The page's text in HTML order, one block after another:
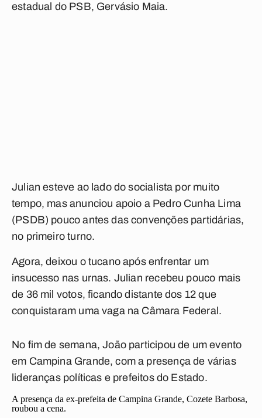
estadual do PSB, Gervásio Maia.
Julian esteve ao lado do socialista por muito
tempo, mas anunciou apoio a Pedro Cunha Lima
(PSDB) pouco antes das convenções partidárias,
no primeiro turno.
Agora, deixou o tucano após enfrentar um
insucesso nas urnas. Julian recebeu pouco mais
de 36 mil votos, ficando distante dos 12 que
conquistaram uma vaga na Câmara Federal.
No fim de semana, João participou de um evento
em Campina Grande, com a presença de várias
lideranças políticas e prefeitos do Estado.
A presença da ex-prefeita de Campina Grande, Cozete Barbosa,
roubou a cena.